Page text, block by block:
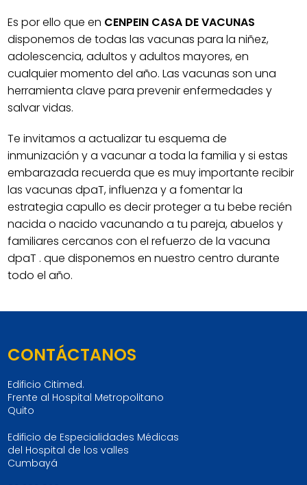
Es por ello que en CENPEIN CASA DE VACUNAS
disponemos de todas las vacunas para la niñez,
adolescencia, adultos y adultos mayores, en
cualquier momento del año. Las vacunas son una
herramienta clave para prevenir enfermedades y
salvar vidas.
Te invitamos a actualizar tu esquema de
inmunización y a vacunar a toda la familia y si estas
embarazada recuerda que es muy importante recibir
las vacunas dpaT, influenza y a fomentar la
estrategia capullo es decir proteger a tu bebe recién
nacida o nacido vacunando a tu pareja, abuelos y
familiares cercanos con el refuerzo de la vacuna
dpaT . que disponemos en nuestro centro durante
todo el año.
CONTÁCTANOS
Edificio Citimed.
Frente al Hospital Metropolitano
Quito
Edificio de Especialidades Médicas
del Hospital de los valles
Cumbayá